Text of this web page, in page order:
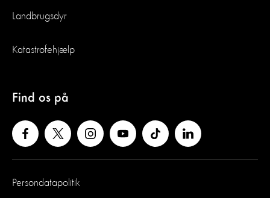
Landbrugsdyr
Katastrofehjælp
Find os på
Persondatapolitik